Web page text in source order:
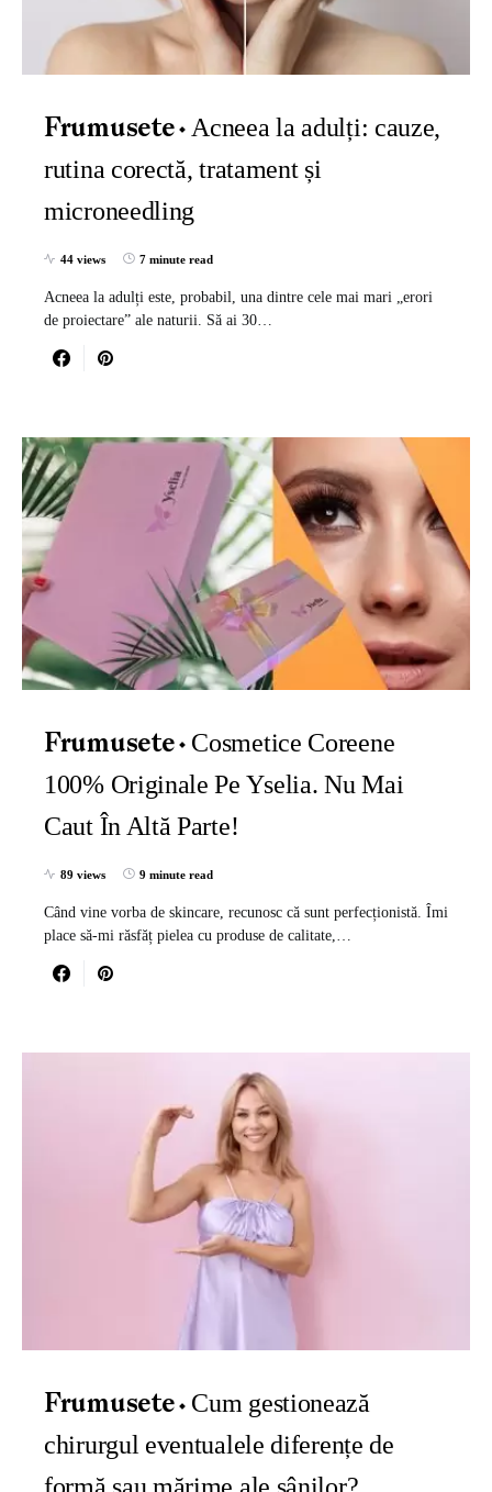
Frumusete
Acneea la adulți: cauze,
rutina corectă, tratament și
microneedling
44 views 7 minute read
Acneea la adulți este, probabil, una dintre cele mai mari „erori
de proiectare” ale naturii. Să ai 30…
Frumusete
Cosmetice Coreene
100% Originale Pe Yselia. Nu Mai
Caut În Altă Parte!
89 views 9 minute read
Când vine vorba de skincare, recunosc că sunt perfecționistă. Îmi
place să-mi răsfăț pielea cu produse de calitate,…
Frumusete
Cum gestionează
chirurgul eventualele diferențe de